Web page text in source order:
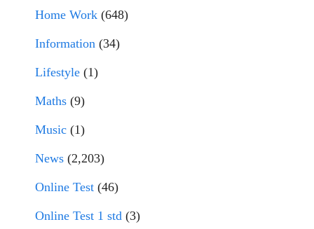
Home Work (648)
Information (34)
Lifestyle (1)
Maths (9)
Music (1)
News (2,203)
Online Test (46)
Online Test 1 std (3)